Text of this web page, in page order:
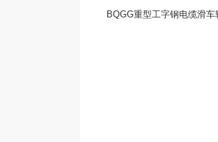
BQGG重型工字钢电缆滑车